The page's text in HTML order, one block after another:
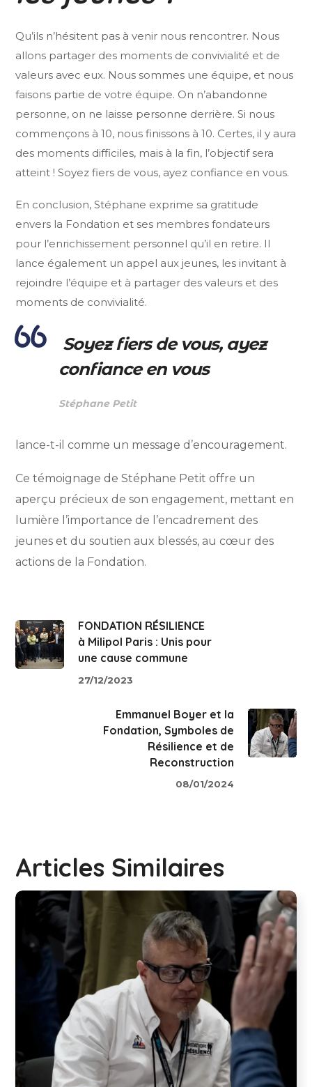
Qu’ils n’hésitent pas à venir nous rencontrer. Nous
allons partager des moments de convivialité et de
valeurs avec eux. Nous sommes une équipe, et nous
faisons partie de votre équipe. On n’abandonne
personne, on ne laisse personne derrière. Si nous
commençons à 10, nous finissons à 10. Certes, il y aura
des moments difficiles, mais à la fin, l’objectif sera
atteint ! Soyez fiers de vous, ayez confiance en vous.
En conclusion, Stéphane exprime sa gratitude
envers la Fondation et ses membres fondateurs
pour l’enrichissement personnel qu’il en retire. Il
lance également un appel aux jeunes, les invitant à
rejoindre l’équipe et à partager des valeurs et des
moments de convivialité.
Soyez fiers de vous, ayez
confiance en vous
Stéphane Petit
lance-t-il comme un message d’encouragement.
Ce témoignage de Stéphane Petit offre un
aperçu précieux de son engagement, mettant en
lumière l’importance de l’encadrement des
jeunes et du soutien aux blessés, au cœur des
actions de la Fondation.
FONDATION RÉSILIENCE
à Milipol Paris : Unis pour
une cause commune
27/12/2023
Emmanuel Boyer et la
Fondation, Symboles de
Résilience et de
Reconstruction
08/01/2024
Articles Similaires